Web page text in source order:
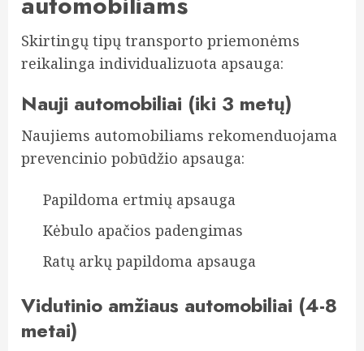
Skirtingų tipų transporto priemonėms
reikalinga individualizuota apsauga:
Nauji automobiliai (iki 3 metų)
Naujiems automobiliams rekomenduojama
prevencinio pobūdžio apsauga:
Papildoma ertmių apsauga
Kėbulo apačios padengimas
Ratų arkų papildoma apsauga
Vidutinio amžiaus automobiliai (4-8
metai)